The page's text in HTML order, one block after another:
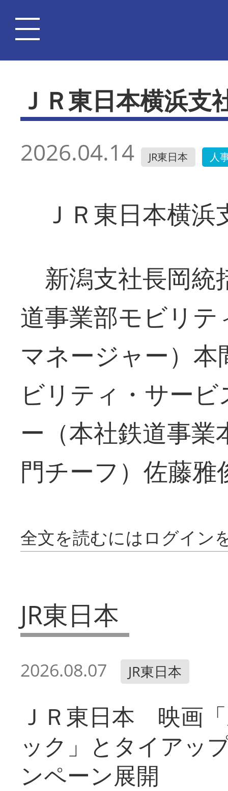
ＪＲ東日本横浜
2026.04.14 JR東日本 人
ＪＲ東日本横浜
新潟支社長岡統
道事業部モビリ
マネージャー）
ビリティ・サー
ー（本社鉄道事
門チーフ）佐藤雅
全文を読むにはログイン
JR東日本
2026.08.07 JR東日本
ＪＲ東日本 映画
ック」とタイアッ
ンペーン展開